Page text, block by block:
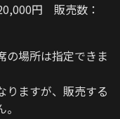
円 販売数：
場所は指定できま
ますが、販売する